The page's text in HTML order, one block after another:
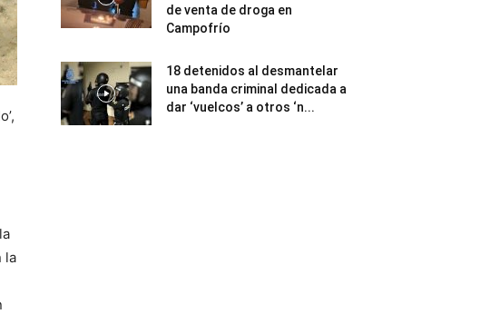
la
de venta de droga en
Campofrío
18 detenidos al desmantelar
una banda criminal dedicada a
dar ‘vuelcos’ a otros ‘n...